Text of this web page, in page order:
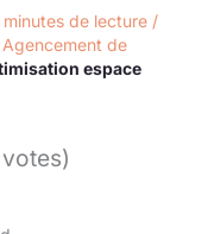
minutes de lecture /
Agencement de
espace